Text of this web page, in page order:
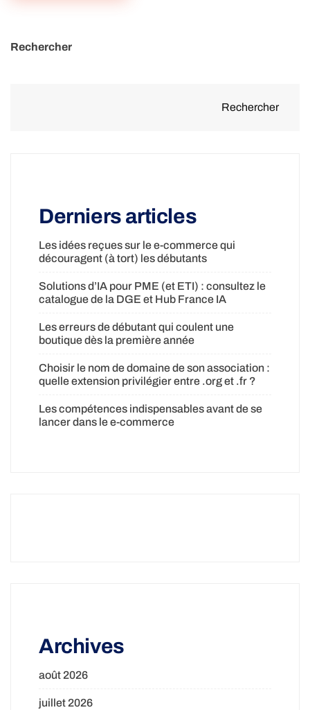
Rechercher
Rechercher
Derniers articles
Les idées reçues sur le e-commerce qui
découragent (à tort) les débutants
Solutions d’IA pour PME (et ETI) : consultez le
catalogue de la DGE et Hub France IA
Les erreurs de débutant qui coulent une
boutique dès la première année
Choisir le nom de domaine de son association :
quelle extension privilégier entre .org et .fr ?
Les compétences indispensables avant de se
lancer dans le e-commerce
Archives
août 2026
juillet 2026